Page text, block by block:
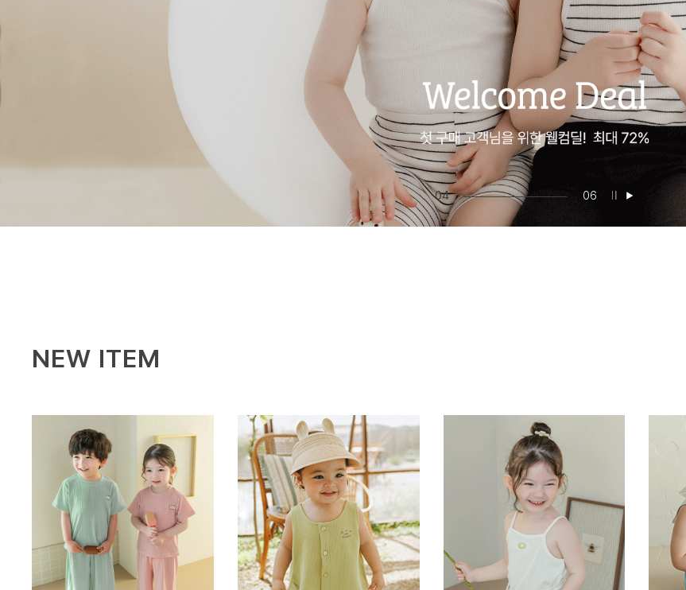
05 06
NEW ITEM